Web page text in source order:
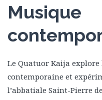
Musique
Le Quatuor Kaija
contemporaine et
l’abbatiale Saint-Pierre